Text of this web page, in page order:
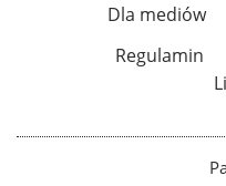
Dla mediów
Regulamin